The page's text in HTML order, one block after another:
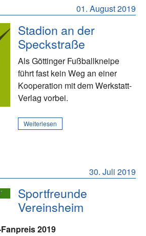
01. August 2019
Stadion an der
Speckstraße
Als Göttinger Fußballkneipe
führt fast kein Weg an einer
Kooperation mit dem Werkstatt-
Verlag vorbei.
Weiterlesen
30. Juli 2019
Sportfreunde
Vereinsheim
2019